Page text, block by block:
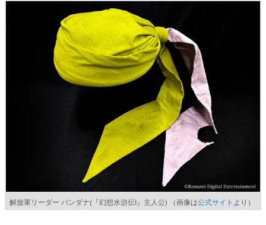
解放軍リーダー バンダナ(『幻想水滸伝I』主人公) （画像は公式サイト より）